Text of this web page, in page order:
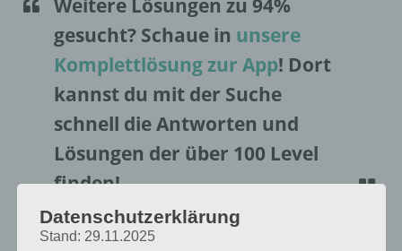
Weitere Lösungen zu 94%
gesucht? Schaue in unsere
Komplettlösung zur App! Dort
kannst du mit der Suche
schnell die Antworten und
Lösungen der über 100 Level
finden!
Da die Reihenfolge der Level in 94% bei jedem Spieler anders sind,
Datenschutzerklärung
Stand: 29.11.2025